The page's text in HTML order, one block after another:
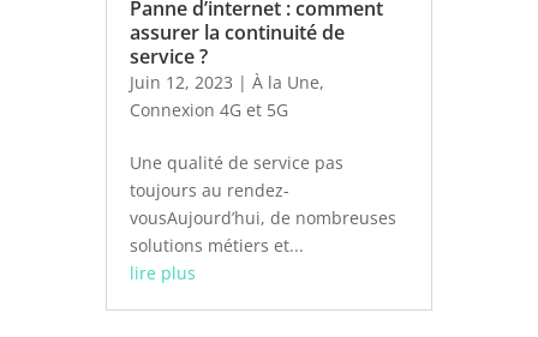
Panne d’internet : comment
assurer la continuité de
service ?
Juin 12, 2023 | À la Une,
Connexion 4G et 5G
Une qualité de service pas
toujours au rendez-
vousAujourd’hui, de nombreuses
solutions métiers et...
lire plus